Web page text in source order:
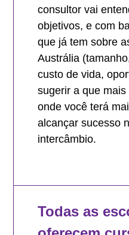
consultor vai
objetivos, e com
que já tem sobre
Austrália
custo de vida,
sugerir a que
onde você terá
alcançar sucesso
intercâmbio.
Todas as